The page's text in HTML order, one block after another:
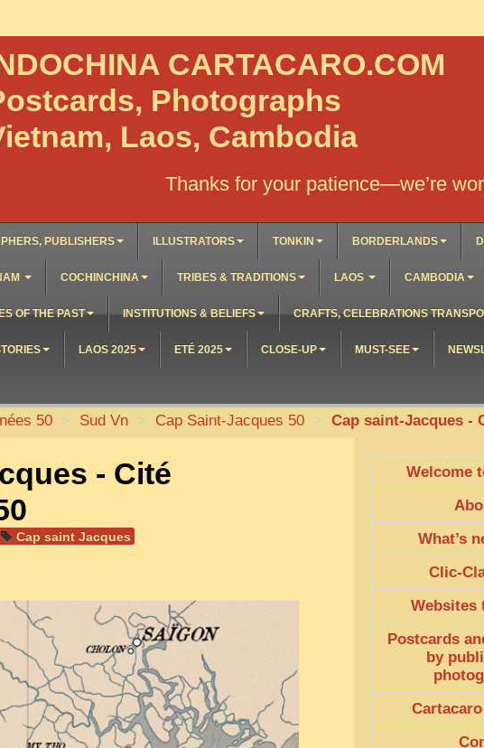
CARTACARO.COM
Photographs
Laos, Cambodia
Thanks for your patience—we’re
PUBLISHERS ILLUSTRATORS TONKIN BORDERLANDS
COCHINCHINA TRIBES & TRADITIONS LAOS CAMBODIA
OF THE PAST INSTITUTIONS & BELIEFS CRAFTS, CELEBRATIONS
LAOS 2025 ETÉ 2025 CLOSE-UP MUST-SEE
50 > Sud Vn > Cap Saint-Jacques 50 > Cap saint-Jacques -
- Cité
Cap saint Jacques
Welcome
What’s
Clic-
Websites
Postcards
by